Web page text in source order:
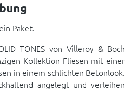
Paket.
TONES von Villeroy & Boch
Kollektion Fliesen mit einer
in einem schlichten Betonlook.
angelegt und verleihen